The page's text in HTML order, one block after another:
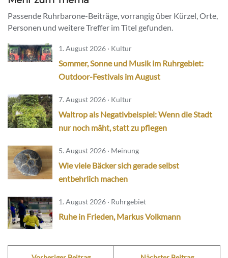
Passende Ruhrbarone-Beiträge, vorrangig über Kürzel, Orte,
Personen und weitere Treffer im Titel gefunden.
1. August 2026 · Kultur
Sommer, Sonne und Musik im Ruhrgebiet:
Outdoor-Festivals im August
7. August 2026 · Kultur
Waltrop als Negativbeispiel: Wenn die Stadt
nur noch mäht, statt zu pflegen
5. August 2026 · Meinung
Wie viele Bäcker sich gerade selbst
entbehrlich machen
1. August 2026 · Ruhrgebiet
Ruhe in Frieden, Markus Volkmann